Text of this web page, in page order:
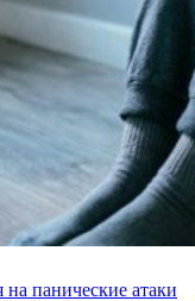
панические атаки